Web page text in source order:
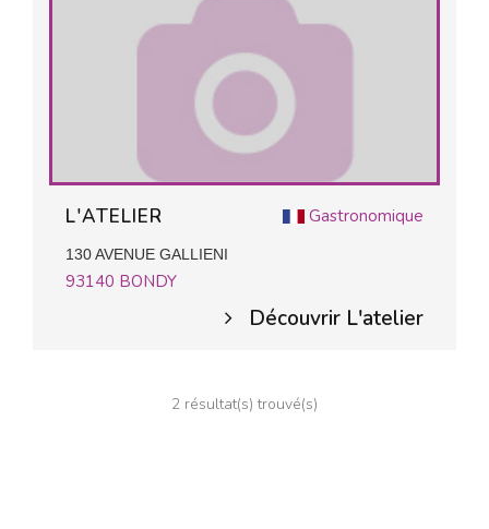
Gastronomique
L'ATELIER
130 AVENUE GALLIENI
93140 BONDY
Découvrir L'atelier
2 résultat(s) trouvé(s)